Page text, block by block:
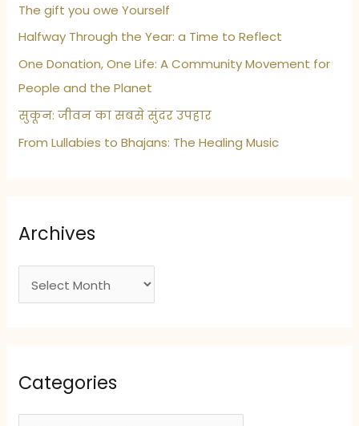
The gift you owe Yourself
Halfway Through the Year: a Time to Reflect
One Donation, One Life: A Community Movement for
People and the Planet
सुकून: जीवन का सबसे सुंदर उपहार
From Lullabies to Bhajans: The Healing Music
Archives
r
e
Categories